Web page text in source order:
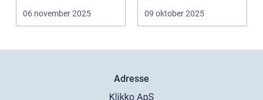
06 november 2025 09 oktober 2025
Adresse